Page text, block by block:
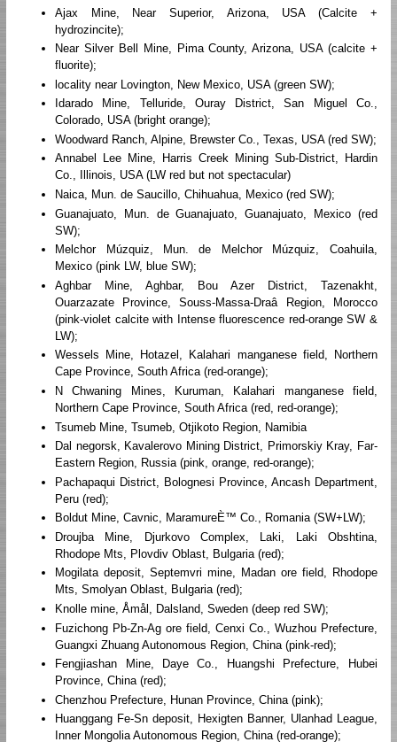
Ajax Mine, Near Superior, Arizona, USA (Calcite +
hydrozincite);
Near Silver Bell Mine, Pima County, Arizona, USA (calcite +
fluorite);
locality near Lovington, New Mexico, USA (green SW);
Idarado Mine, Telluride, Ouray District, San Miguel Co.,
Colorado, USA (bright orange);
Woodward Ranch, Alpine, Brewster Co., Texas, USA (red SW);
Annabel Lee Mine, Harris Creek Mining Sub-District, Hardin
Co., Illinois, USA (LW red but not spectacular)
Naica, Mun. de Saucillo, Chihuahua, Mexico (red SW);
Guanajuato, Mun. de Guanajuato, Guanajuato, Mexico (red
SW);
Melchor Múzquiz, Mun. de Melchor Múzquiz, Coahuila,
Mexico (pink LW, blue SW);
Aghbar Mine, Aghbar, Bou Azer District, Tazenakht,
Ouarzazate Province, Souss-Massa-Draâ Region, Morocco
(pink-violet calcite with Intense fluorescence red-orange SW &
LW);
Wessels Mine, Hotazel, Kalahari manganese field, Northern
Cape Province, South Africa (red-orange);
N Chwaning Mines, Kuruman, Kalahari manganese field,
Northern Cape Province, South Africa (red, red-orange);
Tsumeb Mine, Tsumeb, Otjikoto Region, Namibia
Dal negorsk, Kavalerovo Mining District, Primorskiy Kray, Far-
Eastern Region, Russia (pink, orange, red-orange);
Pachapaqui District, Bolognesi Province, Ancash Department,
Peru (red);
Boldut Mine, Cavnic, MaramureÈ™ Co., Romania (SW+LW);
Droujba Mine, Djurkovo Complex, Laki, Laki Obshtina,
Rhodope Mts, Plovdiv Oblast, Bulgaria (red);
Mogilata deposit, Septemvri mine, Madan ore field, Rhodope
Mts, Smolyan Oblast, Bulgaria (red);
Knolle mine, Åmål, Dalsland, Sweden (deep red SW);
Fuzichong Pb-Zn-Ag ore field, Cenxi Co., Wuzhou Prefecture,
Guangxi Zhuang Autonomous Region, China (pink-red);
Fengjiashan Mine, Daye Co., Huangshi Prefecture, Hubei
Province, China (red);
Chenzhou Prefecture, Hunan Province, China (pink);
Huanggang Fe-Sn deposit, Hexigten Banner, Ulanhad League,
Inner Mongolia Autonomous Region, China (red-orange);